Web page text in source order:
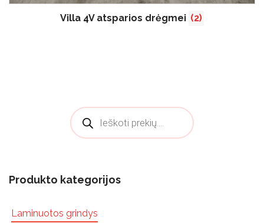
Villa 4V atsparios drėgmei (2)
Products search
Produkto kategorijos
Laminuotos grindys